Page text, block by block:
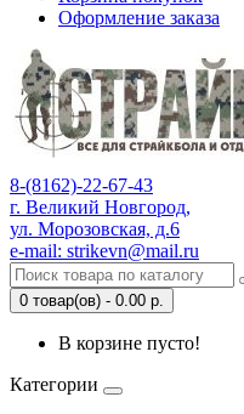
Оформление заказа
8-(8162)-22-67-43
г. Великий Новгород,
ул. Морозовская, д.6
e-mail: strikevn@mail.ru
0 товар(ов) - 0.00 р.
В корзине пусто!
Категории